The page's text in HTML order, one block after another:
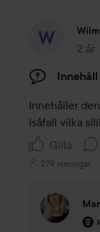
2 år
Innehåll
Innehåller
Isåfall vilka
Gilla
279 visningar